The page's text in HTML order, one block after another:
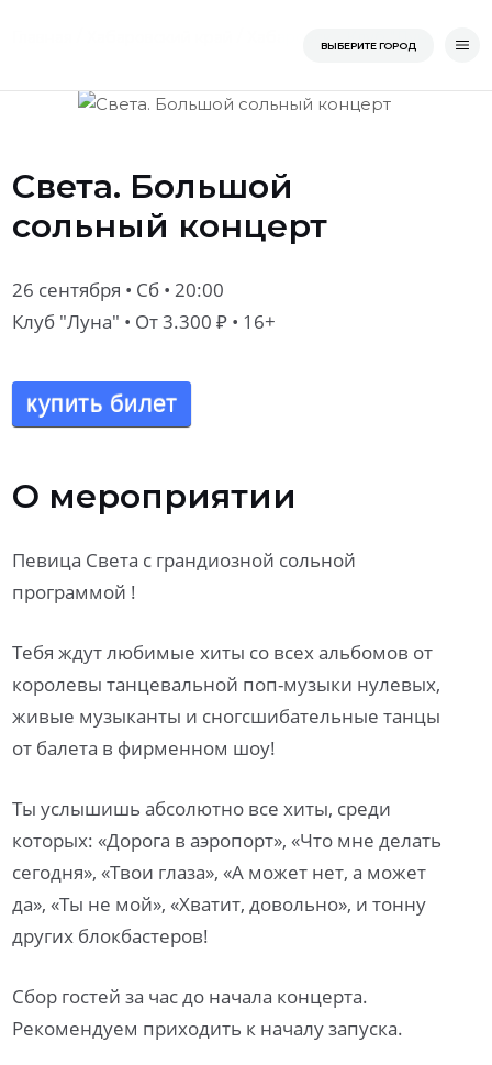
содержимому
ВЫБЕРИТЕ ГОРОД
Света. Большой
сольный концерт
26 сентября • Сб • 20:00
Клуб "Луна" • От 3.300 ₽ • 16+
купить билет
О мероприятии
Певица Света с грандиозной сольной
программой !
Тебя ждут любимые хиты со всех альбомов от
королевы танцевальной поп-музыки нулевых,
живые музыканты и сногсшибательные танцы
от балета в фирменном шоу!
Ты услышишь абсолютно все хиты, среди
которых: «Дорога в аэропорт», «Что мне делать
сегодня», «Твои глаза», «А может нет, а может
да», «Ты не мой», «Хватит, довольно», и тонну
других блокбастеров!
Сбор гостей за час до начала концерта.
Рекомендуем приходить к началу запуска.